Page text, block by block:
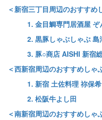
＜新宿三丁目周辺のおすすめ
1. 金目鯛専門居酒屋
2. 黒豚しゃぶしゃぶ 島
3. 豚○商店 AISHI 新宿
＜西新宿周辺のおすすめしゃ
1. 新宿 土佐料理 祢保希
2. 松阪牛よし田
＜南新宿周辺のおすすめしゃ